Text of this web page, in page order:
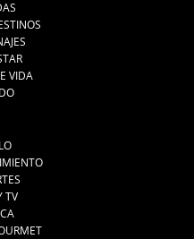
VIDA
TV